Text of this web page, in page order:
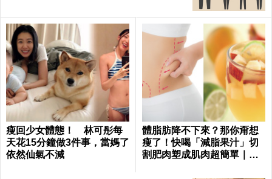
瘦回少女體態！ 林可彤每
天花15分鐘做3件事，當媽了
依然仙氣不減
體脂肪降不下來？那你甭想
瘦了！快喝「減脂果汁」切
割肥肉塑成肌肉超簡單｜每